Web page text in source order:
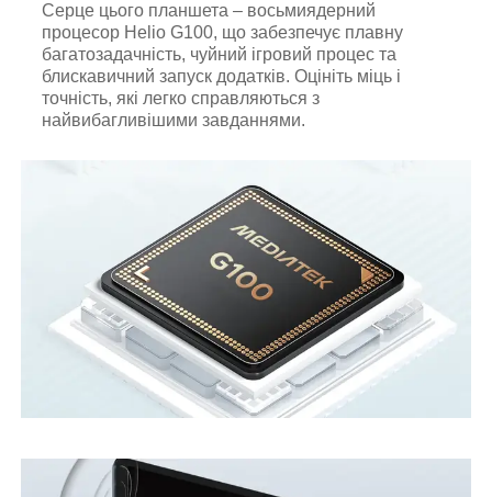
Серце цього планшета – восьмиядерний
процесор Helio G100, що забезпечує плавну
багатозадачність, чуйний ігровий процес та
блискавичний запуск додатків. Оцініть міць і
точність, які легко справляються з
найвибагливішими завданнями.